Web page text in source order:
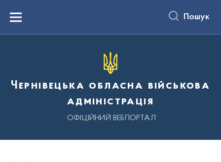
вмістуMenu Пошук
Чернівецька обласна військова
адміністрація
ОФІЦІЙНИЙ ВЕБПОРТАЛ